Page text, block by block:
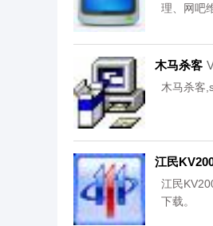
理、网吧
木马杀客
木马杀客
江民
江民
下载。